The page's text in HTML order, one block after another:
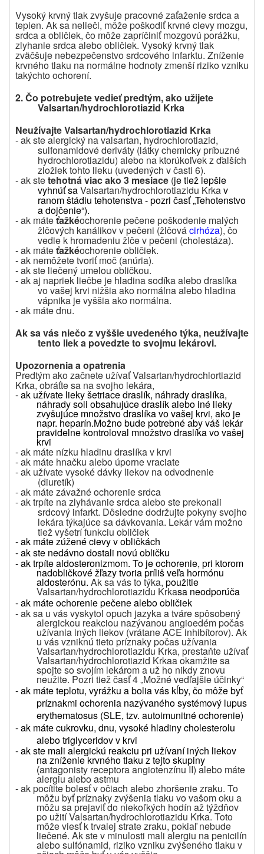
Vysoký krvný tlak zvyšuje pracovné zaťaženie srdca a
tepien. Ak sa nelieči, môže poškodiť krvné cievy mozgu,
srdca a obličiek, čo môže zapríčiniť mozgovú porážku,
zlyhanie srdca alebo obličiek. Vysoký krvný tlak
zväčšuje nebezpečenstvo srdcového infarktu. Zníženie
krvného tlaku na normálne hodnoty zmenší riziko vzniku
takýchto ochorení.
2. Čo potrebujete vedieť predtým, ako užijete
Valsartan/hydrochlorotiazid Krka
Neužívajte Valsartan/hydrochlorotiazid Krka
- ak ste alergický na valsartan, hydrochlorotiazid,
sulfonamidové deriváty (látky chemicky príbuzné
hydrochlorotiazidu) alebo na ktorúkoľvek z ďalších
zložiek tohto lieku (uvedených v časti 6).
- ak stetehotná viac ako 3 mesiace (je tiež lepšie
vyhnúť saValsartan/hydrochlorotiazidu Krkav
ranom štádiu tehotenstva - pozri časť „Tehotenstvo
a dojčenie“).
- ak máteťažkéochorenie pečenepoškodenie malých
žlčových kanálikov v pečeni (žlčovácirhóza), čo
vedie k hromadeniu žlče v pečeni (cholestáza).
- ak máteťažkéochorenie obličiek.
- ak nemôžete tvoriť moč (anúria).
- ak ste liečený umelou obličkou.
- ak aj napriek liečbe je hladina sodíka alebo draslíka
vo vašej krvi nižšia ako normálna alebo hladina
vápnika je vyššia ako normálna.
- ak máte dnu.
Ak sa vás niečo z vyššie uvedeného týka, neužívajte
tento liek a povedzte to svojmu lekárovi.
Upozornenia a opatrenia
Predtým ako začnete užívať Valsartan/hydrochlortiazid
Krka, obráťte sa na svojho lekára,
-ak užívate lieky šetriace draslík, náhrady draslíka,
náhrady soli obsahujúce draslík alebo iné lieky
zvyšujúce množstvo draslíka vo vašej krvi, ako je
napr. heparín.Možno bude potrebné aby váš lekár
pravidelne kontroloval množstvo draslíka vo vašej
krvi
- ak máte nízku hladinu draslíka v krvi
- ak máte hnačku alebo úporne vraciate
- ak užívate vysoké dávky liekov na odvodnenie
(diuretík)
- ak máte závažné ochorenie srdca
- ak trpíte na zlyhávanie srdca alebo ste prekonali
srdcový infarkt. Dôsledne dodržujte pokyny svojho
lekára týkajúce sa dávkovania. Lekár vám možno
tiež vyšetrí funkciu obličiek
-ak máte zúžené cievy v obličkách
- ak ste nedávno dostali novú obličku
- ak trpíte aldosteronizmom. To je ochorenie, pri ktorom
nadobličkové žľazy tvoria príliš veľa hormónu
aldosterónu. Ak sa vás to týka, použitie
Valsartan/hydrochlorotiazidu Krkasa neodporúča
- ak máte ochorenie pečene alebo obličiek
- ak sa u vás vyskytol opuch jazyka a tváre spôsobený
alergickou reakciou nazývanou angioedém počas
užívania iných liekov (vrátane ACE inhibítorov). Ak
u vás vzniknú tieto príznaky počas užívania
Valsartan/hydrochlorotiazidu Krka, prestaňte užívať
Valsartan/hydrochlorotiazid Krkaa okamžite sa
spojte so svojím lekárom a už ho nikdy znovu
neužite. Pozri tiež časť 4 „Možné vedľajšie účinky“
- ak máte teplotu, vyrážku a bolia vás kĺby, čo môže byť
príznakmi ochorenia nazývaného systémový lupus
erythematosus (SLE, tzv. autoimunitné ochorenie)
- ak máte cukrovku, dnu, vysoké hladiny cholesterolu
alebo triglyceridov v krvi
- ak ste mali alergickú reakciu pri užívaní iných liekov
na zníženie krvného tlaku z tejto skupiny
(antagonisty receptora angiotenzínu II) alebo máte
alergiu alebo astmu
-ak pocítite bolesť v očiach alebo zhoršenie zraku. To
môžu byť príznaky zvýšenia tlaku vo vašom oku a
môžu sa prejaviť do niekoľkých hodín až týždňov
po užitíValsartan/hydrochlorotiazidu Krka. Toto
môže viesť k trvalej strate zraku, pokiaľ nebude
liečené. Ak ste v minulosti mali alergiu na penicilín
alebo sulfónamid, riziko vzniku zvýšeného tlaku v